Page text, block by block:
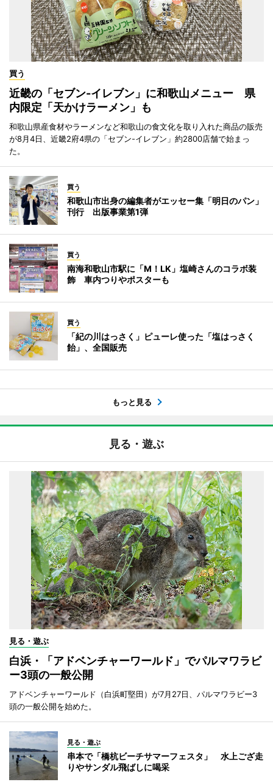
買う
近畿の「セブン-イレブン」に和歌山メニュー 県
内限定「天かけラーメン」も
和歌山県産食材やラーメンなど和歌山の食文化を取り入れた商品の販売
が8月4日、近畿2府4県の「セブン-イレブン」約2800店舗で始まっ
た。
買う
和歌山市出身の編集者がエッセー集「明日のパン」
刊行 出版事業第1弾
買う
南海和歌山市駅に「M！LK」塩崎さんのコラボ装
飾 車内つりやポスターも
買う
「紀の川はっさく」ピューレ使った「塩はっさく
飴」、全国販売
もっと見る
見る・遊ぶ
見る・遊ぶ
白浜・「アドベンチャーワールド」でパルマワラビ
ー3頭の一般公開
アドベンチャーワールド（白浜町堅田）が7月27日、パルマワラビー3
頭の一般公開を始めた。
見る・遊ぶ
串本で「橋杭ビーチサマーフェスタ」 水上ござ走
りやサンダル飛ばしに喝采